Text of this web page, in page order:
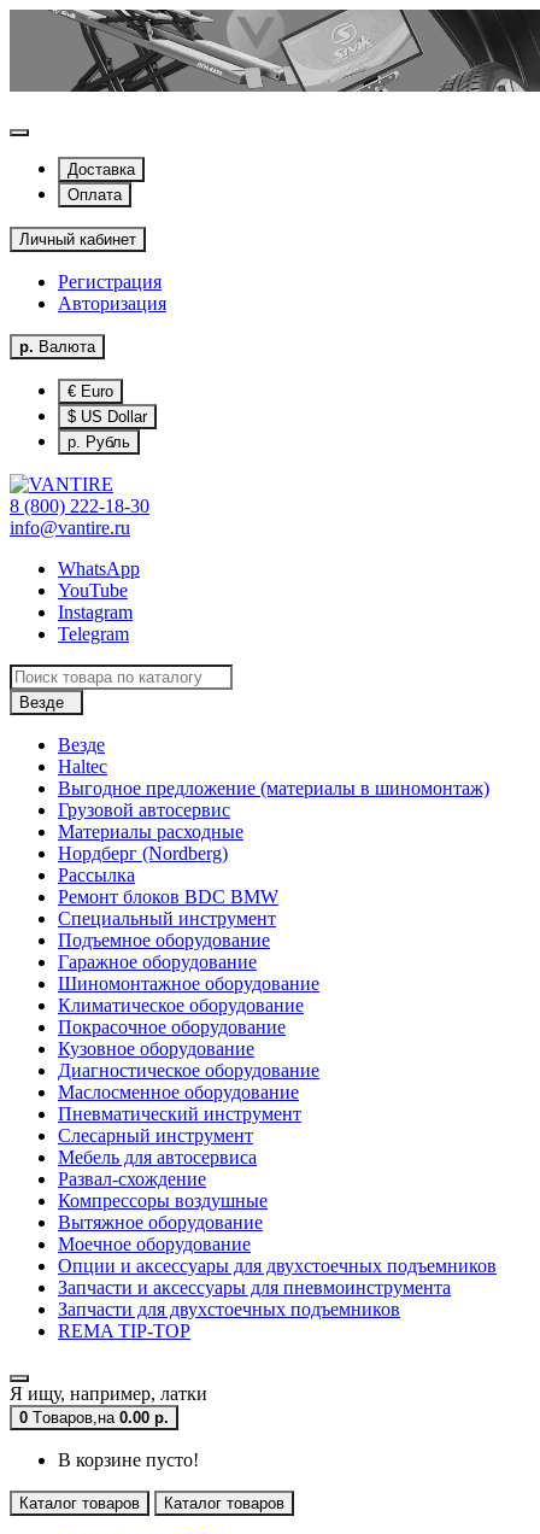
Доставка
Оплата
Личный кабинет
Регистрация
Авторизация
р. Валюта
€ Euro
$ US Dollar
р. Рубль
8 (800) 222-18-30
info@vantire.ru
WhatsApp
YouTube
Instagram
Telegram
Везде
Везде
Haltec
Выгодное предложение (материалы в шиномонтаж)
Грузовой автосервис
Материалы расходные
Нордберг (Nordberg)
Рассылка
Ремонт блоков BDC BMW
Специальный инструмент
Подъемное оборудование
Гаражное оборудование
Шиномонтажное оборудование
Климатическое оборудование
Покрасочное оборудование
Кузовное оборудование
Диагностическое оборудование
Маслосменное оборудование
Пневматический инструмент
Слесарный инструмент
Мебель для автосервиса
Развал-схождение
Компрессоры воздушные
Вытяжное оборудование
Моечное оборудование
Опции и аксессуары для двухстоечных подъемников
Запчасти и аксессуары для пневмоинструмента
Запчасти для двухстоечных подъемников
REMA TIP-TOP
Я ищу, например, латки
0 Tоваров,на 0.00 р.
В корзине пусто!
Каталог товаров Каталог товаров